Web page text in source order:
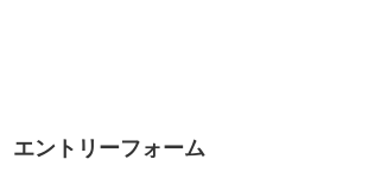
エントリーフォーム